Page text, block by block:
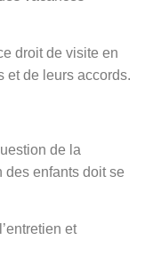
droit de visite en
et de leurs accords.
de la
des enfants doit se
et